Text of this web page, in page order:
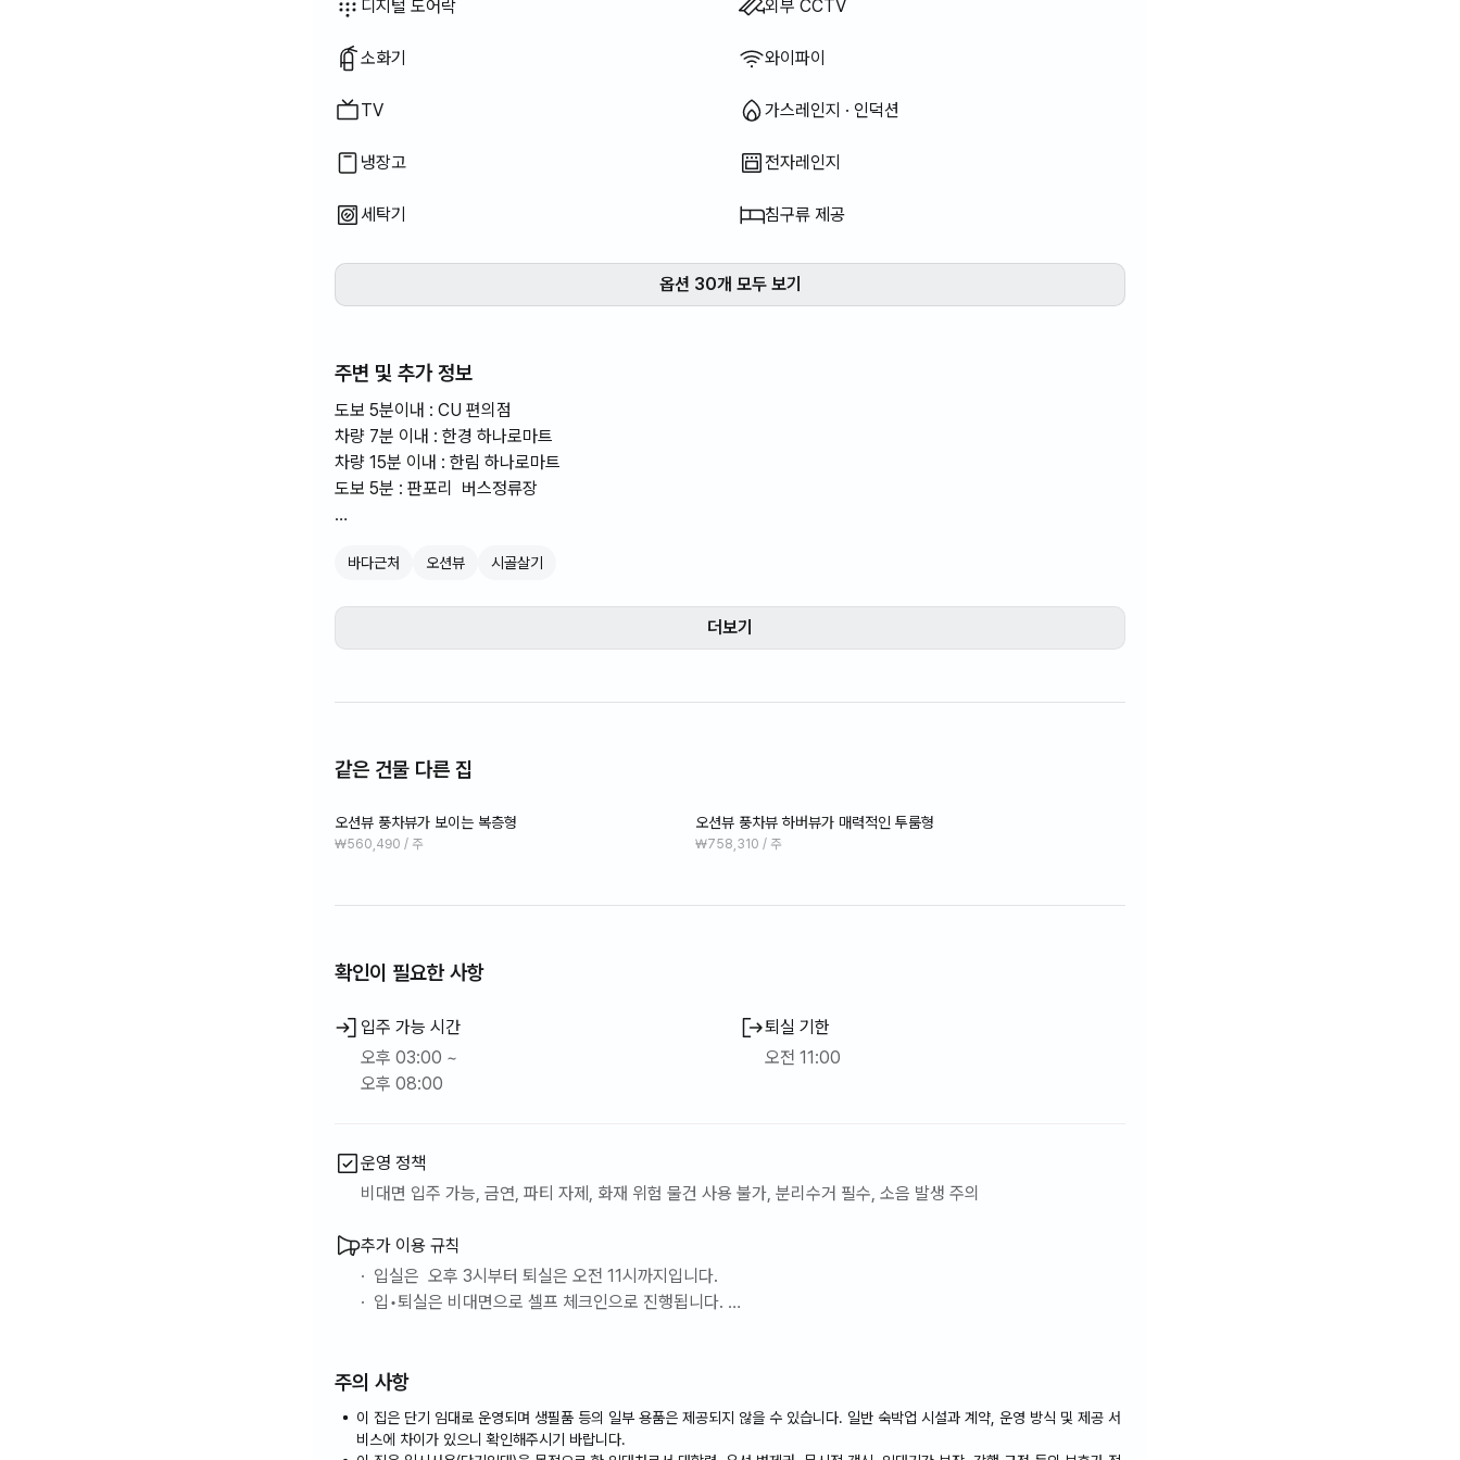
디지털 도어락 외부 CCTV
소화기 와이파이
TV 가스레인지 · 인덕션
냉장고 전자레인지
세탁기 침구류 제공
에어컨
식탁 및 의자
열쇠 잠금 장치
경비실 · 경비원
건조기
공용 가스레인지 · 인덕션
공용 냉장고
공용 전자레인지
공용 세탁기
공용 건조기
추가 침구류 가능
보일러 (도시가스)
옷장
소파
사무용 책상
옵션 30개 모두 보기
주변 및 추가 정보
도보 5분이내 : CU 편의점
차량 7분 이내 : 한경 하나로마트
차량 15분 이내 : 한림 하나로마트
도보 5분 : 판포리 버스정류장
모던하고 깔끔한 느낌의 인테리어
조용한 마을로 평화롭고 여유로운 제주의 분위기를 느끼실 수 있어요
개인실 내 개인 세탁기 구비되어 있음
제주 남서쪽의 명소를 30분 이내로 모두 누리실 수 있어요
-숙소 위치는 시외버스 이용 시 '판포리' 버스정류장에 하차하시면 되며,
- 제주 서남부의 명소 판포포구가 도보 5분이내로 매우 가까우며,
환상적인 일몰 스팟으로 제주의 노을을 만끽하실 수 있습니다.
*공과금은 전기, 수도요금만 포함됩니다.
가스요금은 사용량만큼 보증금에서 공제 후 반환됩니다.
바다근처 오션뷰 시골살기
더보기
같은 건물 다른 집
오션뷰 풍차뷰가 보이는 복층형
₩560,490 / 주
오션뷰 풍차뷰 하버뷰가 매력적인 투룸형
₩758,310 / 주
확인이 필요한 사항
입주 가능 시간
오후 03:00 ~
오후 08:00
퇴실 기한
오전 11:00
운영 정책
비대면 입주 가능, 금연, 파티 자제, 화재 위험 물건 사용 불가, 분리수거 필수, 소음 발생 주의
추가 이용 규칙
· 입실은 오후 3시부터 퇴실은 오전 11시까지입니다.
· 입•퇴실은 비대면으로 셀프 체크인으로 진행됩니다.
한 환불은 절대 불가합니다
· 예약 인원 외 외부 방문객의 출입은 불가합니다. 인원 규정 위반에 대한 책임은 게스트에게 있습니다.
· 이곳은 한적하게 머물다 가는 쉼터에요. 소음 등의 피해로 머물고 계신 주민들과 다른 투숙객의 휴식을 방해하지
주의 사항
이 집은 단기 임대로 운영되며 생필품 등의 일부 용품은 제공되지 않을 수 있습니다. 일반 숙박업 시설과 계약, 운영 방식 및 제공 서
비스에 차이가 있으니 확인해주시기 바랍니다.